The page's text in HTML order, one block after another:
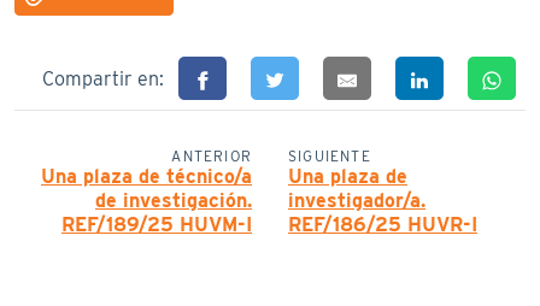
Compartir en:
ANTERIOR
Una plaza de técnico/a
de investigación.
REF/189/25 HUVM-I
SIGUIENTE
Una plaza de
investigador/a.
REF/186/25 HUVR-I